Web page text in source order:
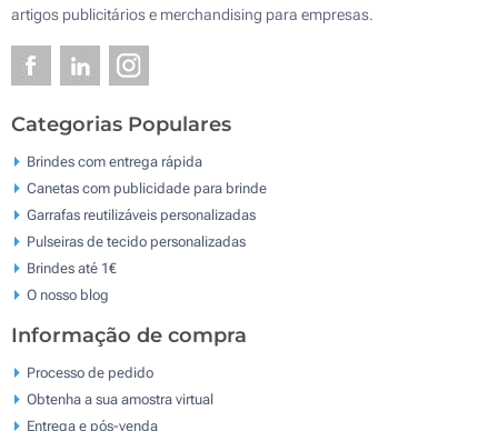
artigos publicitários e merchandising para empresas.
Categorias Populares
Brindes com entrega rápida
Canetas com publicidade para brinde
Garrafas reutilizáveis personalizadas
Pulseiras de tecido personalizadas
Brindes até 1€
O nosso blog
Informação de compra
Processo de pedido
Obtenha a sua amostra virtual
Entrega e pós-venda